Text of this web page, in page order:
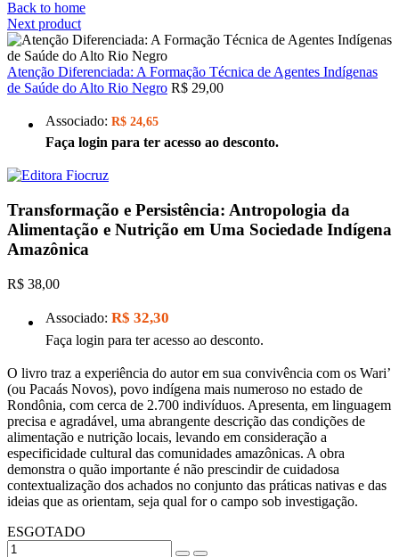
Back to home
Next product
Atenção Diferenciada: A Formação Técnica de Agentes Indígenas
de Saúde do Alto Rio Negro R$ 29,00
Associado: R$ 24,65
Faça login para ter acesso ao desconto.
Transformação e Persistência: Antropologia da
Alimentação e Nutrição em Uma Sociedade Indígena
Amazônica
R$ 38,00
Associado: R$ 32,30
Faça login para ter acesso ao desconto.
O livro traz a experiência do autor em sua convivência com os Wari’
(ou Pacaás Novos), povo indígena mais numeroso no estado de
Rondônia, com cerca de 2.700 indivíduos. Apresenta, em linguagem
precisa e agradável, uma abrangente descrição das condições de
alimentação e nutrição locais, levando em consideração a
especificidade cultural das comunidades amazônicas. A obra
demonstra o quão importante é não prescindir de cuidadosa
contextualização dos achados no conjunto das práticas nativas e das
ideias que as orientam, seja qual for o campo sob investigação.
ESGOTADO